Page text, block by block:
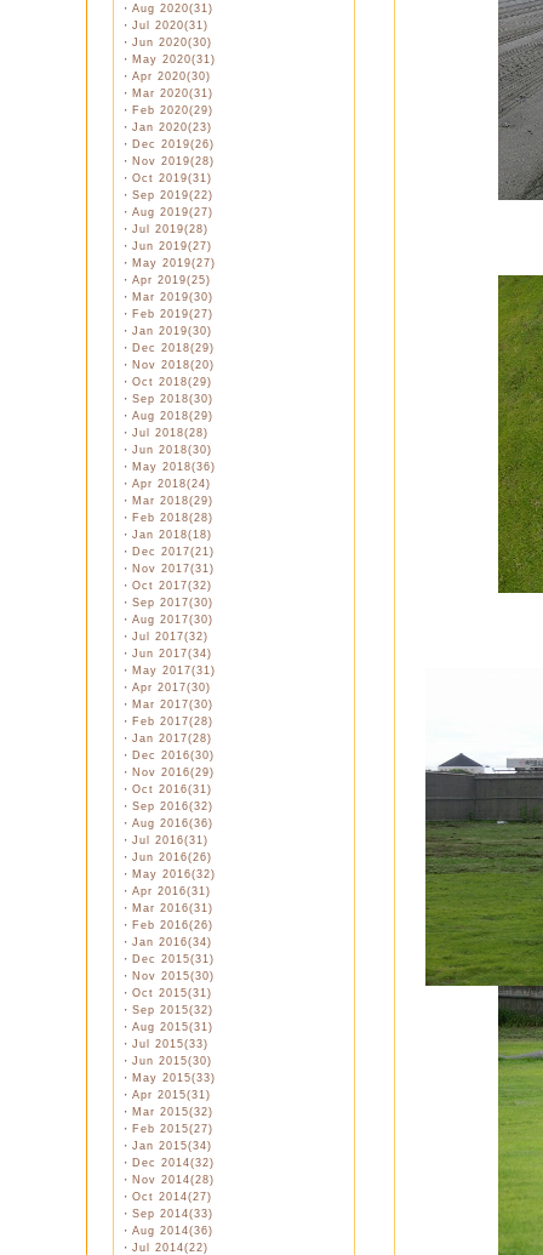
・ Aug 2020(31)
・ Jul 2020(31)
・ Jun 2020(30)
・ May 2020(31)
・ Apr 2020(30)
・ Mar 2020(31)
・ Feb 2020(29)
・ Jan 2020(23)
・ Dec 2019(26)
・ Nov 2019(28)
・ Oct 2019(31)
・ Sep 2019(22)
・ Aug 2019(27)
・ Jul 2019(28)
・ Jun 2019(27)
・ May 2019(27)
・ Apr 2019(25)
・ Mar 2019(30)
・ Feb 2019(27)
・ Jan 2019(30)
・ Dec 2018(29)
・ Nov 2018(20)
・ Oct 2018(29)
・ Sep 2018(30)
・ Aug 2018(29)
・ Jul 2018(28)
・ Jun 2018(30)
・ May 2018(36)
・ Apr 2018(24)
・ Mar 2018(29)
・ Feb 2018(28)
・ Jan 2018(18)
・ Dec 2017(21)
・ Nov 2017(31)
・ Oct 2017(32)
・ Sep 2017(30)
・ Aug 2017(30)
・ Jul 2017(32)
・ Jun 2017(34)
・ May 2017(31)
・ Apr 2017(30)
・ Mar 2017(30)
・ Feb 2017(28)
・ Jan 2017(28)
・ Dec 2016(30)
・ Nov 2016(29)
・ Oct 2016(31)
・ Sep 2016(32)
・ Aug 2016(36)
・ Jul 2016(31)
・ Jun 2016(26)
・ May 2016(32)
・ Apr 2016(31)
・ Mar 2016(31)
・ Feb 2016(26)
・ Jan 2016(34)
・ Dec 2015(31)
・ Nov 2015(30)
・ Oct 2015(31)
・ Sep 2015(32)
・ Aug 2015(31)
・ Jul 2015(33)
・ Jun 2015(30)
・ May 2015(33)
・ Apr 2015(31)
・ Mar 2015(32)
・ Feb 2015(27)
・ Jan 2015(34)
・ Dec 2014(32)
・ Nov 2014(28)
・ Oct 2014(27)
・ Sep 2014(33)
・ Aug 2014(36)
・ Jul 2014(22)